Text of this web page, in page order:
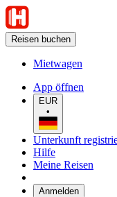
Reisen buchen
Mietwagen
App öffnen
EUR
•
Unterkunft
Hilfe
Meine Reisen
Anmelden